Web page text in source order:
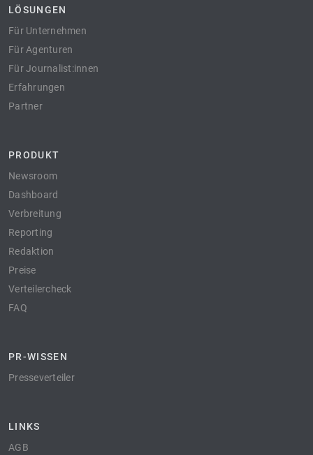
LÖSUNGEN
Für Unternehmen
Für Agenturen
Für Journalist:innen
Erfahrungen
Partner
PRODUKT
Newsroom
Dashboard
Verbreitung
Reporting
Redaktion
Preise
Verteilercheck
FAQ
PR-WISSEN
Presseverteiler
LINKS
AGB